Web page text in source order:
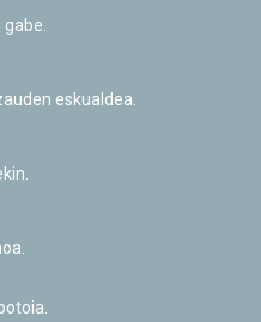
Informazio publikoa eskatzeko
eskualdea.